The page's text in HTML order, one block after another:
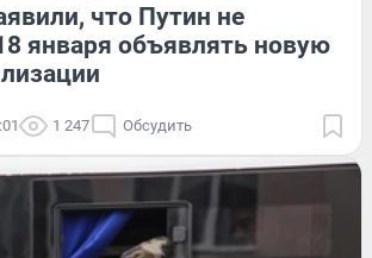
что Путин не
января объявлять новую
1 247 Обсудить